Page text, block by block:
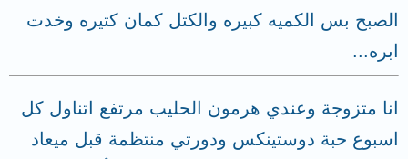
الصبح بس الكميه كبيره والكتل كمان كتيره وخدت
ابره...
انا متزوجة وعندي هرمون الحليب مرتفع اتناول كل
اسبوع حبة دوستينكس ودورتي منتظمة قبل ميعاد